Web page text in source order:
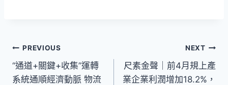
文
章
PREVIOUS
“通道+關鍵+收集”運轉
系統通順經濟動脈 物流
NEXT
尺素金聲｜前4月規上產
業企業利潤增加18.2%，